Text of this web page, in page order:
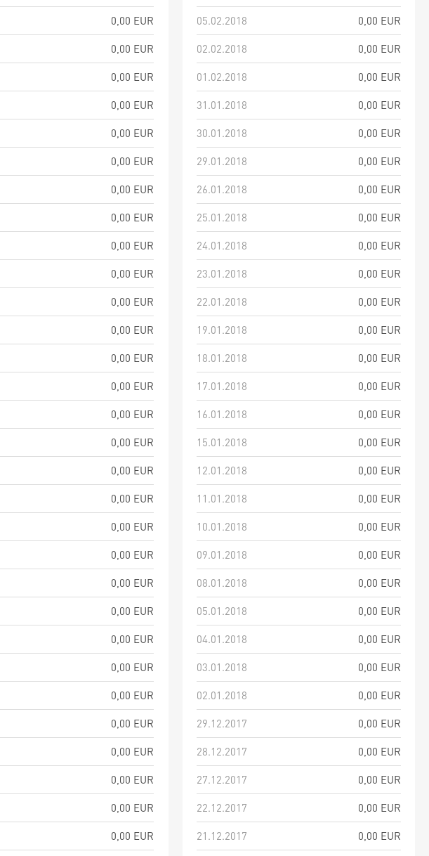
0,00 EUR
0,00 EUR
0,00 EUR
0,00 EUR
0,00 EUR
0,00 EUR
0,00 EUR
0,00 EUR
0,00 EUR
0,00 EUR
0,00 EUR
0,00 EUR
0,00 EUR
0,00 EUR
0,00 EUR
0,00 EUR
0,00 EUR
0,00 EUR
0,00 EUR
0,00 EUR
0,00 EUR
0,00 EUR
0,00 EUR
0,00 EUR
0,00 EUR
0,00 EUR
0,00 EUR
0,00 EUR
0,00 EUR
0,00 EUR
05.02.2018
0,00 EUR
02.02.2018
0,00 EUR
01.02.2018
0,00 EUR
31.01.2018
0,00 EUR
30.01.2018
0,00 EUR
29.01.2018
0,00 EUR
26.01.2018
0,00 EUR
25.01.2018
0,00 EUR
24.01.2018
0,00 EUR
23.01.2018
0,00 EUR
22.01.2018
0,00 EUR
19.01.2018
0,00 EUR
18.01.2018
0,00 EUR
17.01.2018
0,00 EUR
16.01.2018
0,00 EUR
15.01.2018
0,00 EUR
12.01.2018
0,00 EUR
11.01.2018
0,00 EUR
10.01.2018
0,00 EUR
09.01.2018
0,00 EUR
08.01.2018
0,00 EUR
05.01.2018
0,00 EUR
04.01.2018
0,00 EUR
03.01.2018
0,00 EUR
02.01.2018
0,00 EUR
29.12.2017
0,00 EUR
28.12.2017
0,00 EUR
27.12.2017
0,00 EUR
22.12.2017
0,00 EUR
21.12.2017
0,00 EUR